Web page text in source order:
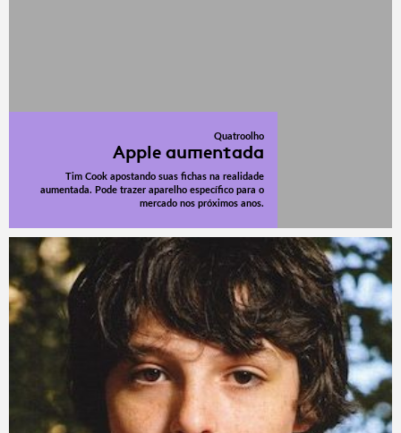
Quatroolho
Apple aumentada
Tim Cook apostando suas fichas na realidade
aumentada. Pode trazer aparelho específico para o
mercado nos próximos anos.